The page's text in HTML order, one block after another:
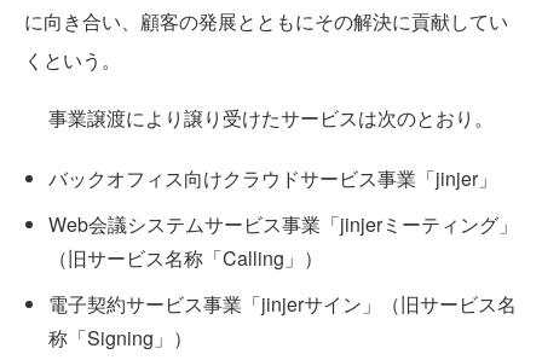
に向き合い、顧客の発展とともにその解決に貢献してい
くという。
事業譲渡により譲り受けたサービスは次のとおり。
バックオフィス向けクラウドサービス事業「jinjer」
Web会議システムサービス事業「jinjerミーティング」
（旧サービス名称「Calling」）
電子契約サービス事業「jinjerサイン」（旧サービス名
称「Signing」）